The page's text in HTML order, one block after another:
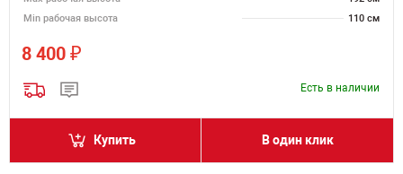
Min рабочая высота
110 см
8 400 ₽
Есть в наличии
Купить В один клик